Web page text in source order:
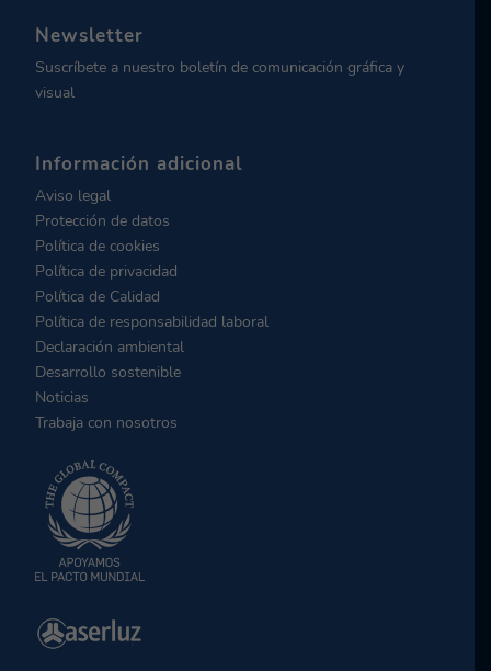
Newsletter
Suscríbete a nuestro boletín de comunicación gráfica y
visual
Información adicional
Aviso legal
Protección de datos
Política de cookies
Política de privacidad
Política de Calidad
Política de responsabilidad laboral
Declaración ambiental
Desarrollo sostenible
Noticias
Trabaja con nosotros